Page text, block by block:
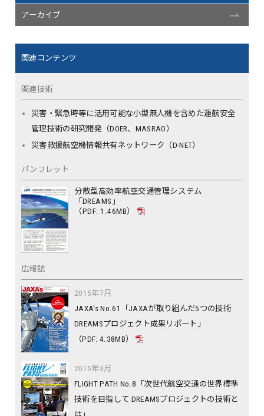
アーカイブ
関連コンテンツ
関連技術
災害・緊急時等に活用可能な小型無人機を含めた運航安全
管理技術の研究開発（DOER、MASRAO）
災害救援航空機情報共有ネットワーク（D-NET）
パンフレット
分散型高効率航空交通管理システム
「DREAMS」
（PDF: 1.46MB）
広報誌
2015年7月
JAXA's No.61「JAXAが取り組んだ5つの技術
DREAMSプロジェクト成果リポート」
（PDF: 4.38MB）
2015年3月
FLIGHT PATH No.8「次世代航空交通の世界標準
技術を目指して DREAMSプロジェクトの技術と
は」